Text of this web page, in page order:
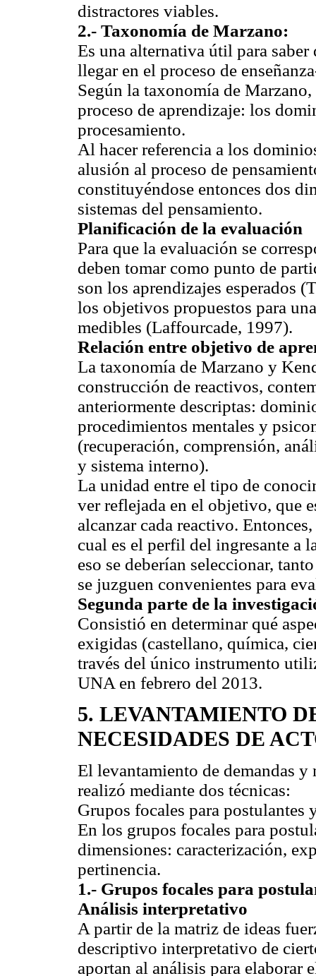
distractores viables.
2.- Taxonomía de Marzano:
Es una alternativa útil para saber
llegar en el proceso de
Según la taxonomía de
proceso de aprendizaje: los
procesamiento.
Al hacer referencia a los
alusión al proceso de
constituyéndose entonces dos
sistemas del pensamiento.
Planificación de la evaluación
Para que la evaluación se
deben tomar como punto de
son los aprendizajes esperados
los objetivos propuestos para
medibles (Laffourcade, 1997).
Relación entre objetivo de
La taxonomía de Marzano y
construcción de reactivos,
anteriormente descriptas:
procedimientos mentales y
(recuperación, comprensión,
y sistema interno).
La unidad entre el tipo de
ver reflejada en el objetivo, que
alcanzar cada reactivo.
cual es el perfil del ingresante a
eso se deberían seleccionar,
se juzguen convenientes para
Segunda parte de la
Consistió en determinar qué
exigidas (castellano, química,
través del único instrumento
UNA en febrero del 2013.
5. LEVANTAMIENTO
NECESIDADES DE
El levantamiento de demandas y
realizó mediante dos técnicas:
Grupos focales para
En los grupos focales para
dimensiones: caracterización,
pertinencia.
1.- Grupos focales para
Análisis interpretativo
A partir de la matriz de ideas
descriptivo interpretativo de
aportan al análisis para elaborar